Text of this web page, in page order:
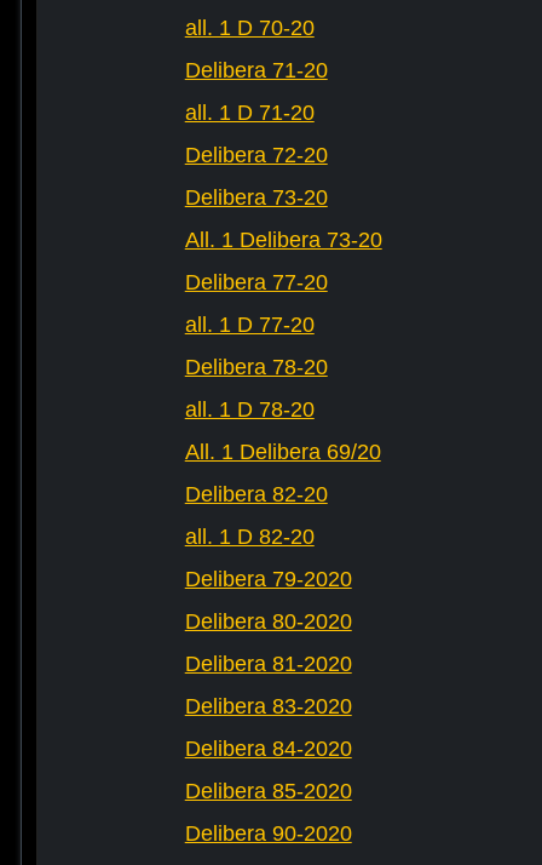
all. 1 D 70-20
Delibera 71-20
all. 1 D 71-20
Delibera 72-20
Delibera 73-20
All. 1 Delibera 73-20
Delibera 77-20
all. 1 D 77-20
Delibera 78-20
all. 1 D 78-20
All. 1 Delibera 69/20
Delibera 82-20
all. 1 D 82-20
Delibera 79-2020
Delibera 80-2020
Delibera 81-2020
Delibera 83-2020
Delibera 84-2020
Delibera 85-2020
Delibera 90-2020